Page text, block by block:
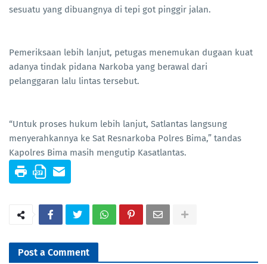
sesuatu yang dibuangnya di tepi got pinggir jalan.
Pemeriksaan lebih lanjut, petugas menemukan dugaan kuat
adanya tindak pidana Narkoba yang berawal dari
pelanggaran lalu lintas tersebut.
“Untuk proses hukum lebih lanjut, Satlantas langsung
menyerahkannya ke Sat Resnarkoba Polres Bima,” tandas
Kapolres Bima masih mengutip Kasatlantas.
Post a Comment